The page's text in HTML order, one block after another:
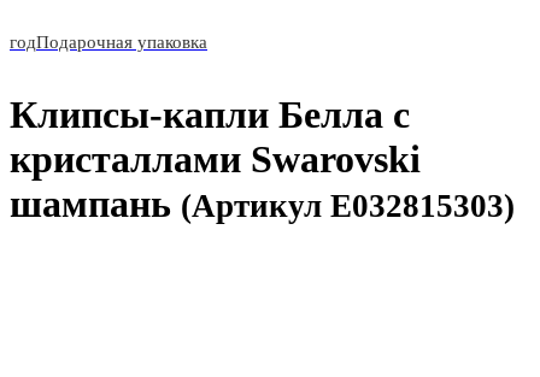
годПодарочная упаковка
Клипсы-капли Белла с
кристаллами Swarovski
шампань (Артикул E032815303)